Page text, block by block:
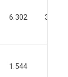
6.302 3.885
1.544